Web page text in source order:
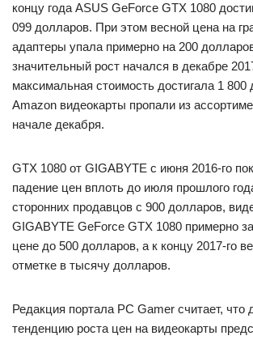
концу года ASUS GeForce GTX 1080
099 долларов. При этом весной цена на
адаптеры упала примерно на 200
значительный рост начался в декабре
максимальная стоимость достигала 1
Amazon видеокарты пропали из
начале декабря.
GTX 1080 от GIGABYTE с июня 2016-го
падение цен вплоть до июля прошлого
сторонних продавцов с 900 долларов,
GIGABYTE GeForce GTX 1080 примерно
цене до 500 долларов, а к концу 2017-го
отметке в тысячу долларов.
Редакция портала PC Gamer считает,
тенденцию роста цен на видеокарты